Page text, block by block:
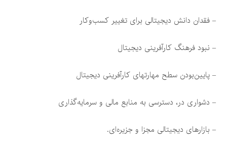
– فقدان دانش دیجیتالی برای تغییر کسب‌وکار
– نبود فرهنگ کارآفرینی دیجیتال
– پایین‌بودن سطح مهارتهای کارآفرینی دیجیتال
– دشواری در، دسترسی به منابع مالی و سرمایه‌گذاری
– بازارهای دیجیتالی مجزا و جزیره‌ای.